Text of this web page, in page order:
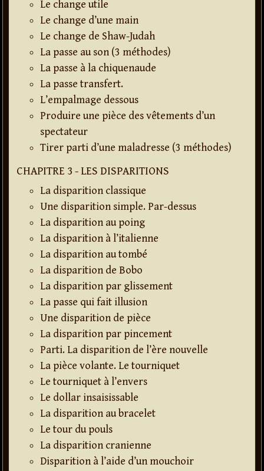
Le change utile
Le change d’une main
Le change de Shaw-Judah
La passe au son (3 méthodes)
La passe à la chiquenaude
La passe transfert.
L’empalmage dessous
Produire une pièce des vêtements d’un
spectateur
Tirer parti d’une maladresse (3 méthodes)
CHAPITRE 3 - LES DISPARITIONS
La disparition classique
Une disparition simple. Par-dessus
La disparition au poing
La disparition à l’italienne
La disparition au tombé
La disparition de Bobo
La disparition par glissement
La passe qui fait illusion
Une disparition de pièce
La disparition par pincement
Parti. La disparition de l’ère nouvelle
La pièce volante. Le tourniquet
Le tourniquet à l’envers
Le dollar insaisissable
La disparition au bracelet
Le tour du pouls
La disparition cranienne
Disparition à l’aide d’un mouchoir